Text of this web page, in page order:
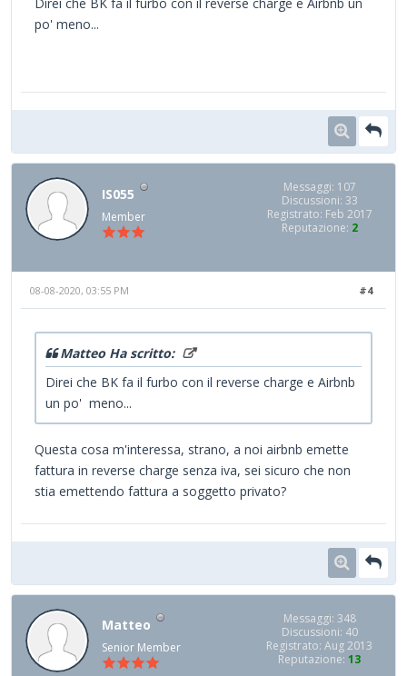
po' meno...
IS055
Member
Messaggi: 107
Discussioni: 33
Registrato: Feb 2017
Reputazione: 2
#4
08-08-2020, 03:55 PM
Matteo Ha scritto:
Direi che BK fa il furbo con il reverse charge e Airbnb
un po' meno...
Questa cosa m'interessa, strano, a noi airbnb emette
fattura in reverse charge senza iva, sei sicuro che non
stia emettendo fattura a soggetto privato?
Matteo
Senior Member
Messaggi: 348
Discussioni: 40
Registrato: Aug 2013
Reputazione: 13